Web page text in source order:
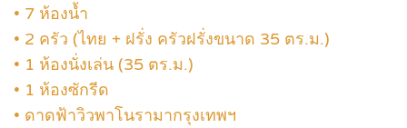
• 7 ห้องน้ำ
• 2 ครัว (ไทย + ฝรั่ง ครัวฝรั่งขนาด 35 ตร.ม.)
• 1 ห้องนั่งเล่น (35 ตร.ม.)
• 1 ห้องซักรีด
• ดาดฟ้าวิวพาโนรามากรุงเทพฯ